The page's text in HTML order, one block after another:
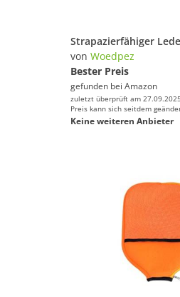
von Woedpez
Bester Preis
gefunden bei Amazon
zuletzt überprüft am
Preis kann sich seitdem
Keine weiteren Anbieter